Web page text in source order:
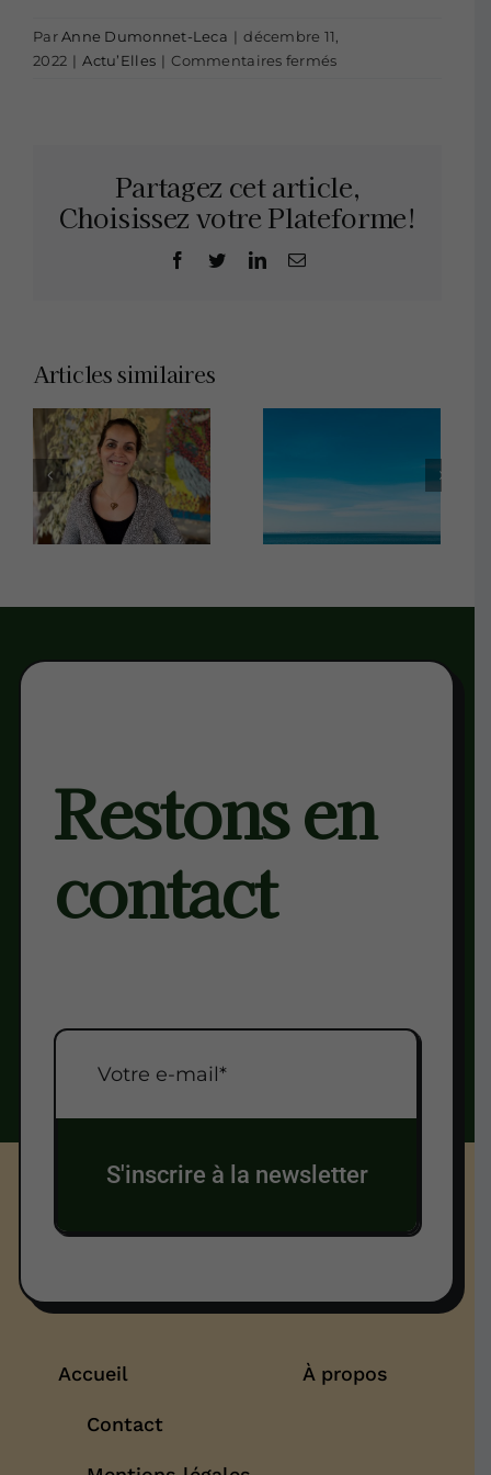
ParAnne Dumonnet-Leca | décembre 11,
2022 | Actu’Elles | Commentaires ferméssur
Partagez cet article,
Choisissez votre Plateforme!
Facebook
TwitterLinkedInEmail
Articles similaires
Bourse
Nuffield :
partir à la
recherche
de soi et de
dans un
gant de
velours :
Géraldine
Restons en
contact
S'inscrire à la newsletter
Accueil À propos
Contact